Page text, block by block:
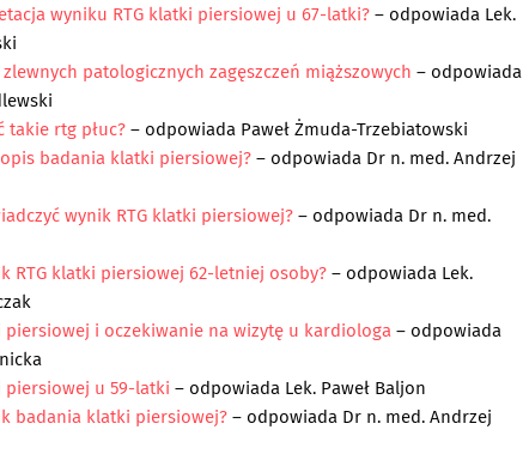
wyniku RTG klatki piersiowej u 67-latki?– odpowiada Lek.
patologicznych zagęszczeń miąższowych – odpowiada
takie rtg płuc?– odpowiada Paweł Żmuda-Trzebiatowski
badania klatki piersiowej?– odpowiada Dr n. med. Andrzej
wynik RTG klatki piersiowej?– odpowiada Dr n. med.
RTG klatki piersiowej 62-letniej osoby?– odpowiada Lek.
piersiowej i oczekiwanie na wizytę u kardiologa– odpowiada
piersiowej u 59-latki – odpowiada Lek. Paweł Baljon
badania klatki piersiowej?– odpowiada Dr n. med. Andrzej